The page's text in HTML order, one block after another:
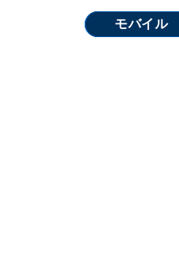
モバイル